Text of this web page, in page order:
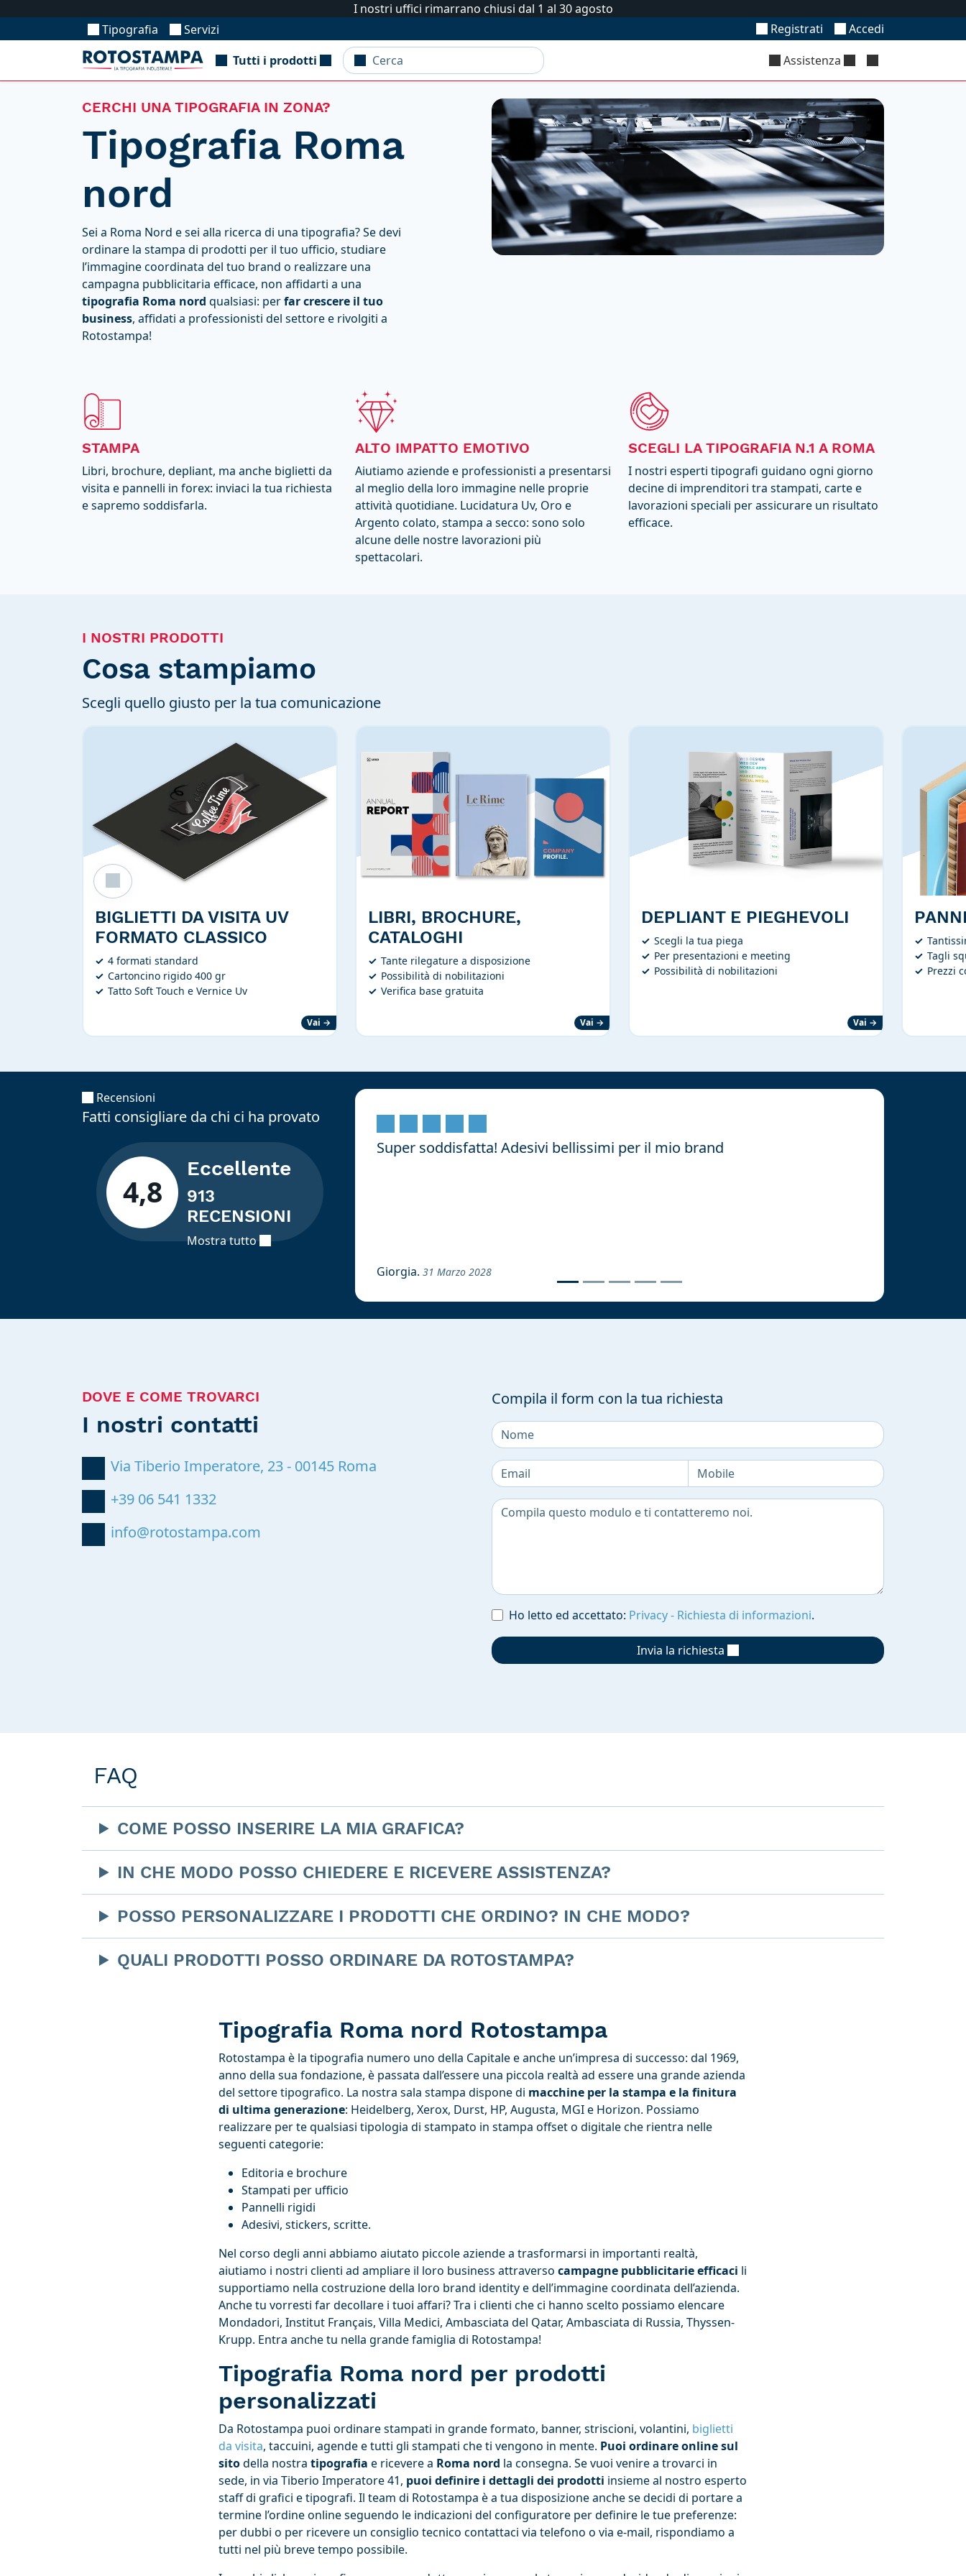
I nostri uffici rimarrano chiusi dal 1 al 30 agosto
Tipografia
Servizi Registrati
Accedi
Tutti i prodotti
Assistenza
CERCHI UNA TIPOGRAFIA IN ZONA?
Tipografia Roma
nord
Sei a Roma Nord e sei alla ricerca di una tipografia? Se devi
ordinare la stampa di prodotti per il tuo ufficio, studiare
l’immagine coordinata del tuo brand o realizzare una
campagna pubblicitaria efficace, non affidarti a una
tipografia Roma nord qualsiasi: perfarcrescere il tuo
business, affidati a professionisti del settore e rivolgiti a
Rotostampa!
STAMPA
Libri, brochure, depliant, ma anche biglietti da
visita e pannelli in forex: inviaci la tua richiesta
e sapremo soddisfarla.
ALTO IMPATTO EMOTIVO
Aiutiamo aziende e professionisti a presentarsi
al meglio della loro immagine nelle proprie
attività quotidiane. Lucidatura Uv, Oro e
Argento colato, stampa a secco: sono solo
alcune delle nostre lavorazioni più
spettacolari.
SCEGLI LA TIPOGRAFIA N.1 A ROMA
I nostri esperti tipografi guidano ogni giorno
decine di imprenditori tra stampati, carte e
lavorazioni speciali per assicurare un risultato
efficace.
I NOSTRI PRODOTTI
Cosa stampiamo
Scegli quello giusto per la tua comunicazione
BIGLIETTI DA VISITA UV
FORMATO CLASSICO
4 formati standard
Cartoncino rigido 400 gr
Tatto Soft Touch e Vernice Uv
Vai →
LIBRI, BROCHURE,
CATALOGHI
Tante rilegature a disposizione
Possibilità di nobilitazioni
Verifica base gratuita
Vai →
DEPLIANT E PIEGHEVOLI
Scegli la tua piega
Per presentazioni e meeting
Possibilità di nobilitazioni
Vai →
Tagli
Prezzi
Recensioni
Fatti consigliare da chi ci ha provato
4,8
Eccellente
913
RECENSIONI
Mostra tutto
Super soddisfatta! Adesivi bellissimi per il mio brand
Giorgia. 31 Marzo 2028
DOVE E COME TROVARCI
I nostri contatti
Via Tiberio Imperatore, 23- 00145 Roma
+39 06 541 1332
info@rotostampa.com
Compila il form con la tua richiesta
Ho letto ed accettato: Privacy - Richiesta di informazioni.
Invia la richiesta
FAQ
COME POSSO INSERIRE LA MIA GRAFICA?
IN CHE MODO POSSO CHIEDERE E RICEVERE ASSISTENZA?
POSSO PERSONALIZZARE I PRODOTTI CHE ORDINO? IN CHE MODO?
QUALI PRODOTTI POSSO ORDINARE DA ROTOSTAMPA?
Tipografia Roma nord Rotostampa
Rotostampa è la tipografia numero uno della Capitale e anche un’impresa di successo: dal 1969,
anno della sua fondazione, è passata dall’essere una piccola realtà ad essere una grande azienda
del settore tipografico. La nostra sala stampa dispone di macchine per la stampa e la finitura
di ultima generazione: Heidelberg, Xerox, Durst, HP, Augusta, MGI e Horizon. Possiamo
realizzare per te qualsiasi tipologia di stampato in stampa offset o digitale che rientra nelle
seguenti categorie:
Editoria e brochure
Stampati per ufficio
Pannelli rigidi
Adesivi, stickers, scritte.
Nel corso degli anni abbiamo aiutato piccole aziende a trasformarsi in importanti realtà,
aiutiamo i nostri clienti ad ampliare il loro business attraverso campagne pubblicitarie efficaci li
supportiamo nella costruzione della loro brand identity e dell’immagine coordinata dell’azienda.
Anche tu vorresti far decollare i tuoi affari? Tra i clienti che ci hanno scelto possiamo elencare
Mondadori, Institut Français, Villa Medici, Ambasciata del Qatar, Ambasciata di Russia, Thyssen-
Krupp. Entra anche tu nella grande famiglia di Rotostampa!
Tipografia Roma nord per prodotti
personalizzati
Da Rotostampa puoi ordinare stampati in grande formato, banner, striscioni, volantini, biglietti
da visita, taccuini, agende e tutti gli stampati che ti vengono in mente. Puoi ordinare online sul
sitodella nostra tipografia e ricevere a Roma nord la consegna. Se vuoi venire a trovarci in
sede, in via Tiberio Imperatore 41, puoi definire i dettagli dei prodotti insieme al nostro esperto
staff di grafici e tipografi. Il team di Rotostampa è a tua disposizione anche se decidi di portare a
termine l’ordine online seguendo le indicazioni del configuratore per definire le tue preferenze:
per dubbi o per ricevere un consiglio tecnico contattaci via telefono o via e-mail, rispondiamo a
tutti nel più breve tempo possibile.